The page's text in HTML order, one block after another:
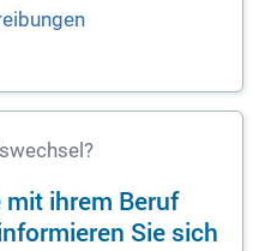
mit ihrem Beruf
Sie sich